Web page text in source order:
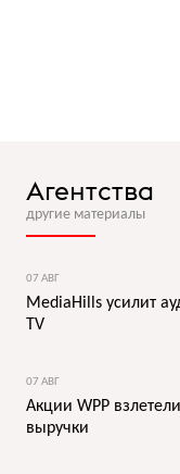
Агентства
другие материалы
07 АВГ
MediaHills усилит
TV
07 АВГ
Акции WPP
выручки